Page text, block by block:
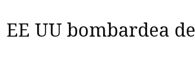
UU bombardea de